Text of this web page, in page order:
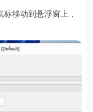
移动到悬浮窗上，